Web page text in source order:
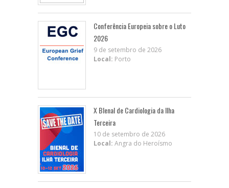
Conferência Europeia sobre o Luto
2026
9 de setembro de 2026
Local: Porto
X BIenal de Cardiologia da Ilha
Terceira
10 de setembro de 2026
Local: Angra do Heroísmo